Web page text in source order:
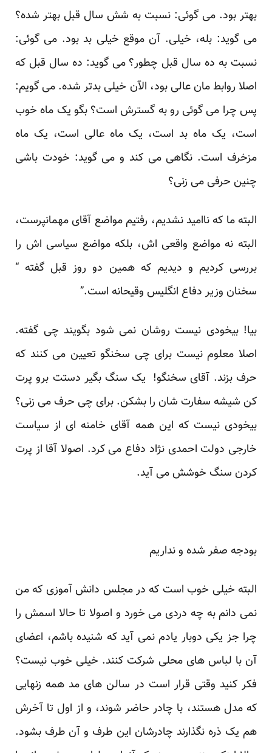
بهتر بود. می گوئی: نسبت به شش سال قبل بهتر شده؟
می گوید: بله، خیلی. آن موقع خیلی بد بود. می گوئی:
نسبت به ده سال قبل چطور؟ می گوید: ده سال قبل که
اصلا روابط مان عالی بود، الآن خیلی بدتر شده. می گویم:
پس چرا می گوئی رو به گسترش است؟ بگو یک ماه خوب
است، یک ماه بد است، یک ماه عالی است، یک ماه
مزخرف است. نگاهی می کند و می گوید: خودت باشی
چنین حرفی می زنی؟
البته ما که ناامید نشدیم، رفتیم مواضع آقای مهمانپرست،
البته نه مواضع واقعی اش، بلکه مواضع سیاسی اش را
بررسی کردیم و دیدیم که همین دو روز قبل گفته “
سخنان وزیر دفاع انگلیس وقیحانه است.”
بیا! بیخودی نیست روشان نمی شود بگویند چی گفته.
اصلا معلوم نیست برای چی سخنگو تعیین می کنند که
حرف بزند. آقای سخنگو! یک سنگ بگیر دستت برو پرت
کن شیشه سفارت شان را بشکن. برای چی حرف می زنی؟
بیخودی نیست که این همه آقای خامنه ای از سیاست
خارجی دولت احمدی نژاد دفاع می کرد. اصولا آقا از پرت
کردن سنگ خوشش می آید.
بودجه صفر شده و نداریم
البته خیلی خوب است که در مجلس دانش آموزی که من
نمی دانم به چه دردی می خورد و اصولا تا حالا اسمش را
چرا جز یکی دوبار یادم نمی آید که شنیده باشم، اعضای
آن با لباس های محلی شرکت کنند. خیلی خوب نیست؟
فکر کنید وقتی قرار است در سالن های مد همه زنهایی
که مدل هستند، با چادر حاضر شوند، و از اول تا آخرش
هم یک ذره نگذارند چادرشان این طرف و آن طرف بشود.